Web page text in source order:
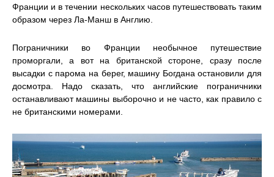
Франции и в течении нескольких часов путешествовать таким
образом через Ла-Манш в Англию.
Пограничники во Франции необычное путешествие
проморгали, а вот на британской стороне, сразу после
высадки с парома на берег, машину Богдана остановили для
досмотра. Надо сказать, что английские пограничники
останавливают машины выборочно и не часто, как правило с
не британскими номерами.